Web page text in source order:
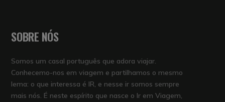
SOBRE NÓS
Somos um casal português que adora viajar.
Conhecemo-nos em viagem e partilhamos o mesmo
lema: o que interessa é IR, e nesse ir somos sempre
mais nós. É neste espírito que nasce o Ir em Viagem,